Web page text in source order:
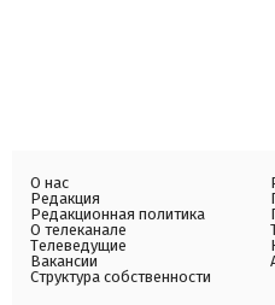
О нас
Редакция
Редакционная политика
О телеканале
Телеведущие
Вакансии
Структура собственности